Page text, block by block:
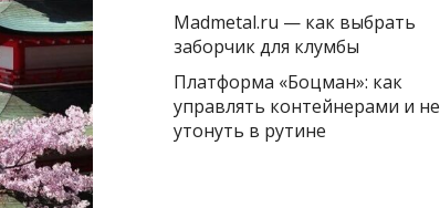
Madmetal.ru — как выбрать
заборчик для клумбы
Платформа «Боцман»: как
управлять контейнерами и не
утонуть в рутине